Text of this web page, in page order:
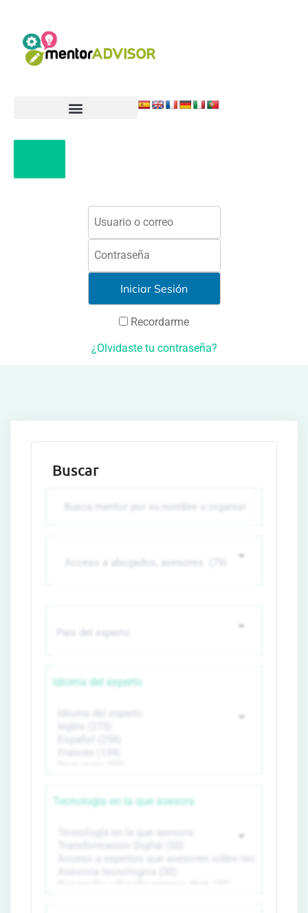
Recordarme
¿Olvidaste tu contraseña?
Buscar
Idioma del experto
Tecnología en la que asesora